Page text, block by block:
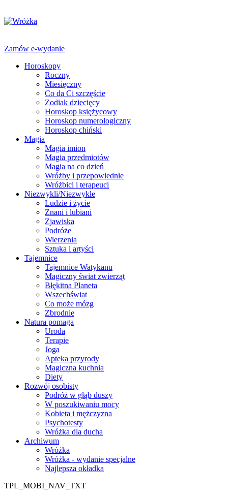
Zamów e-wydanie
Horoskopy
Roczny
Miesięczny
Co da Ci szczęście
Zodiak dziecięcy
Horoskop księżycowy
Horoskop numerologiczny
Horoskop chiński
Magia
Magia imion
Magia przedmiotów
Magia na co dzień
Wróżby i przepowiednie
Wróżbici i terapeuci
Niezwykli/Niezwykłe
Ludzie i życie
Znani i lubiani
Zjawiska
Podróże
Wierzenia
Sztuka i artyści
Tajemnice
Tajemnice Watykanu
Magiczny świat zwierząt
Błękitna Planeta
Wszechświat
Co może mózg
Zbrodnie
Natura pomaga
Uroda
Terapie
Joga
Apteka przyrody
Magiczna kuchnia
Diety
Rozwój osobisty
Podróż w głąb duszy
W poszukiwaniu mocy
Kobieta i mężczyzna
Psychotesty
Wróżka dla ducha
Archiwum
Wróżka
Wróżka - wydanie specjalne
Najlepsza okładka
TPL_MOBI_NAV_TXT